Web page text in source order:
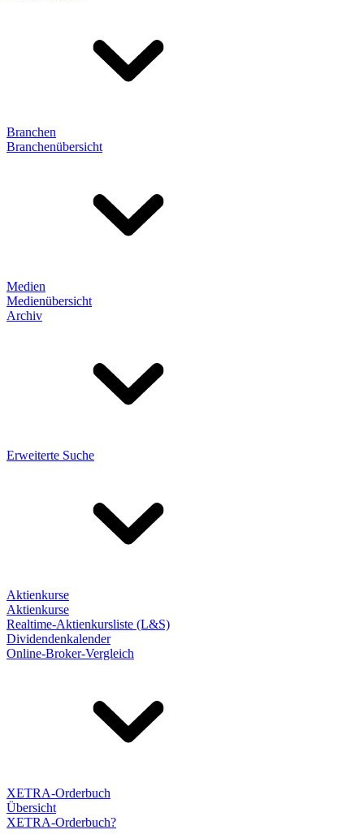
Branchen
Branchenübersicht
Medien
Medienübersicht
Archiv
Erweiterte Suche
Aktienkurse
Aktienkurse
Realtime-Aktienkursliste (L&S)
Dividendenkalender
Online-Broker-Vergleich
XETRA-Orderbuch
Übersicht
XETRA-Orderbuch?